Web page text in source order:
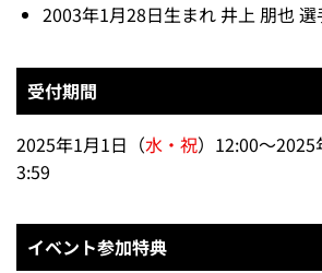
2003年1月28日生まれ 井上 朋也 選
受付期間
2025年1月1日（水・祝）12:00～
3:59
イベント参加特典